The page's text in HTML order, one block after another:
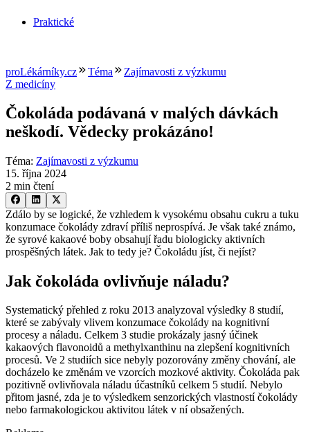
Praktické
proLékárníky.cz Téma
Zajímavosti z výzkumu
Z medicíny
Čokoláda podávaná v malých dávkách
neškodí. Vědecky prokázáno!
Téma: Zajímavosti z výzkumu
15. října 2024
2 min čtení
Zdálo by se logické, že vzhledem k vysokému obsahu cukru a tuku
konzumace čokolády zdraví příliš neprospívá. Je však také známo,
že syrové kakaové boby obsahují řadu biologicky aktivních
prospěšných látek. Jak to tedy je? Čokoládu jíst, či nejíst?
Jak čokoláda ovlivňuje náladu?
Systematický přehled z roku 2013 analyzoval výsledky 8 studií,
které se zabývaly vlivem konzumace čokolády na kognitivní
procesy a náladu. Celkem 3 studie prokázaly jasný účinek
kakaových flavonoidů a methylxanthinu na zlepšení kognitivních
procesů. Ve 2 studiích sice nebyly pozorovány změny chování, ale
docházelo ke změnám ve vzorcích mozkové aktivity. Čokoláda pak
pozitivně ovlivňovala náladu účastníků celkem 5 studií. Nebylo
přitom jasné, zda je to výsledkem senzorických vlastností čokolády
nebo farmakologickou aktivitou látek v ní obsažených.